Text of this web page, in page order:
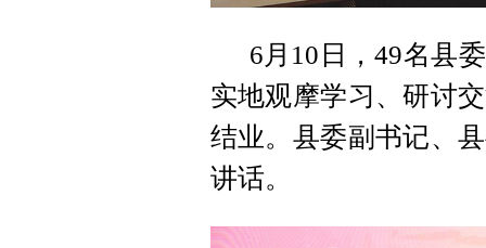
6月10日，49名县
实地观摩学习、研讨
结业。县委副书记、
讲话。